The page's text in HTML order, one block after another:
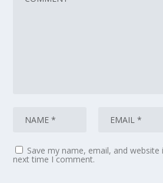
Save my name, email, and
next time I comment.